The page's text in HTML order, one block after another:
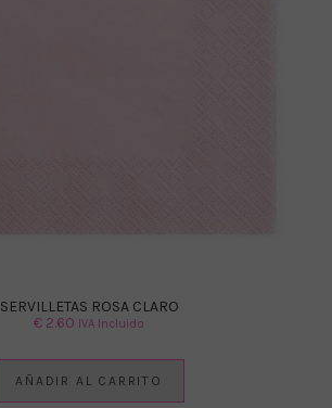
SERVILLETAS ROSA CLARO
€ 2.60 IVA Incluido
AÑADIR AL CARRITO